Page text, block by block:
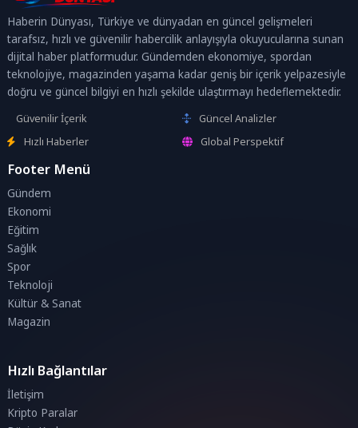
Haberin Dünyası, Türkiye ve dünyadan en güncel gelişmeleri
tarafsız, hızlı ve güvenilir habercilik anlayışıyla okuyucularına sunan
dijital haber platformudur. Gündemden ekonomiye, spordan
teknolojiye, magazinden yaşama kadar geniş bir içerik yelpazesiyle
doğru ve güncel bilgiyi en hızlı şekilde ulaştırmayı hedeflemektedir.
Güvenilir İçerik
Güncel Analizler
Hızlı Haberler
Global Perspektif
Footer Menü
Gündem
Ekonomi
Eğitim
Sağlık
Spor
Teknoloji
Kültür & Sanat
Magazin
Hızlı Bağlantılar
İletişim
Kripto Paralar